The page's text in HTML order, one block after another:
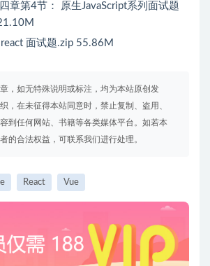
章第4节： 原生JavaScript系列面试题
面试题.zip 55.86M
，如无特殊说明或标注，均为本站原创发
，在未征得本站同意时，禁止复制、盗用、
到任何网站、书籍等各类媒体平台。如若本
的合法权益，可联系我们进行处理。
React Vue